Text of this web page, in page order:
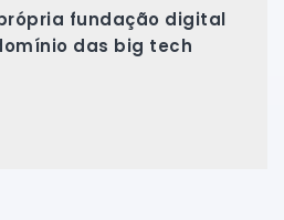
fundação digital
das big tech